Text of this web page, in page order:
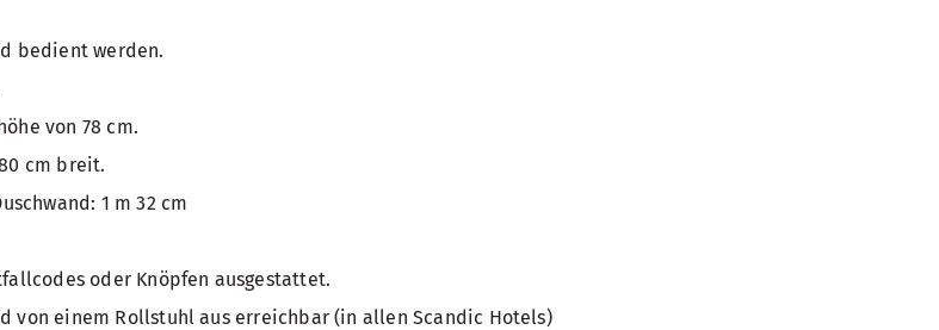
bedient werden.
von 78 cm.
cm breit.
1 m 32 cm
oder Knöpfen ausgestattet.
von einem Rollstuhl aus erreichbar (in allen Scandic Hotels)